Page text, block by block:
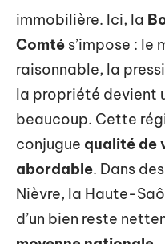
immobilière. Ici, la
Comté s’impose : le
raisonnable, la
la propriété devient
beaucoup. Cette
conjugue qualité de
abordable. Dans
Nièvre, la Haute-
d’un bien reste